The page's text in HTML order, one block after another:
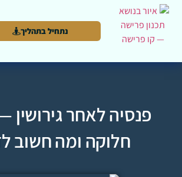
נתחיל בתהליך
פנסיה לאחר גירושין
חלוקה ומה חשוב